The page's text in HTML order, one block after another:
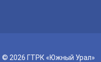
© 2026 ГТРК «Южный Урал»